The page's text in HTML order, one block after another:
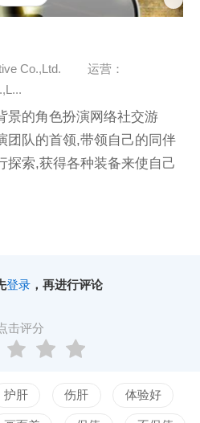
Co.,Ltd.
运营：
景的角色扮演网络社交游
团队的首领,带领自己的同伴
探索,获得各种装备来使自己
登录，再进行评论
击评分
护肝 伤肝 体验好